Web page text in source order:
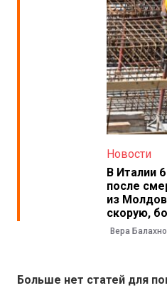
Новости
В Италии
после
из
скорую,
Вера
Больше нет статей для